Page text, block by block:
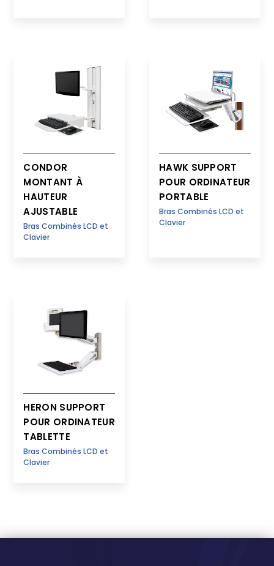
CONDOR
MONTANT À
HAUTEUR
AJUSTABLE
Bras Combinés LCD et
Clavier
HAWK SUPPORT
POUR ORDINATEUR
PORTABLE
Bras Combinés LCD et
Clavier
HERON SUPPORT
POUR ORDINATEUR
TABLETTE
Bras Combinés LCD et
Clavier